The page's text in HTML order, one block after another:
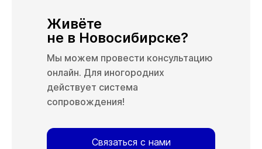
Живёте
не в Новосибирске?
Мы можем провести консультацию
онлайн. Для иногородних
действует система
сопровождения!
Связаться с нами